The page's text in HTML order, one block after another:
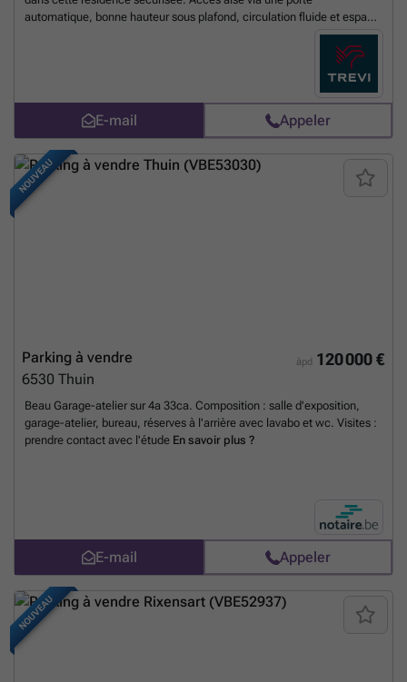
automatique, bonne hauteur sous plafond, circulation fluide et espace
de manœuvre confortable. Ces emplacements conviennent
parfaitement aux véhicules standards. Un atout rare dans un quartier
en plein développement, où la demande locative reste soutenue. Que
ce soit pour se stationner facilement dans une zone dynamique ou
pour investir dans un bien à faible ticket d’entrée, cette opportunité
combine praticité et rentabilité. Idéal pour les riverains, professions
libérales, occupants ou investisseurs à la recherche d’un rendement
stable.
En savoir plus ?
E-mail Appeler
NOUVEAU
àpd 120 000 €
Parking à vendre
6530 Thuin
Beau Garage-atelier sur 4a 33ca. Composition : salle d'exposition,
garage-atelier, bureau, réserves à l'arrière avec lavabo et wc. Visites :
prendre contact avec l'étude En savoir plus ?
E-mail Appeler
NOUVEAU